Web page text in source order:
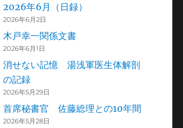
2026年6月（日録）
2026年6月2日
木戸幸一関係文書
2026年6月1日
消せない記憶 湯浅軍医生体解剖
の記録
2026年5月29日
首席秘書官 佐藤総理との10年間
2026年5月28日